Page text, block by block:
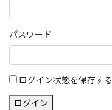
パスワード
ログイン状態を保存する
ログイン